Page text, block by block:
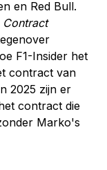
en Red Bull.
Contract
F1-Insider het
contract van
2025 zijn er
contract die
Marko's